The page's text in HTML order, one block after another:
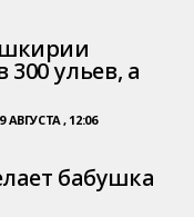
300 ульев, а
9 АВГУСТА , 12:06
бабушка